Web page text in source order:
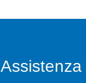
Assistenza